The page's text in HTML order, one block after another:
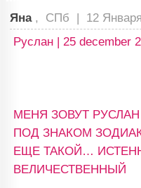
Яна , СПб | 12
Руслан | 25 december
МЕНЯ ЗОВУТ
ПОД ЗНАКОМ
ЕЩЕ ТАКОЙ…
ВЕЛИЧЕСТВЕННЫЙ